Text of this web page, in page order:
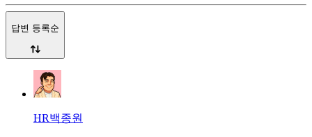
답변 등록순
HR백종원